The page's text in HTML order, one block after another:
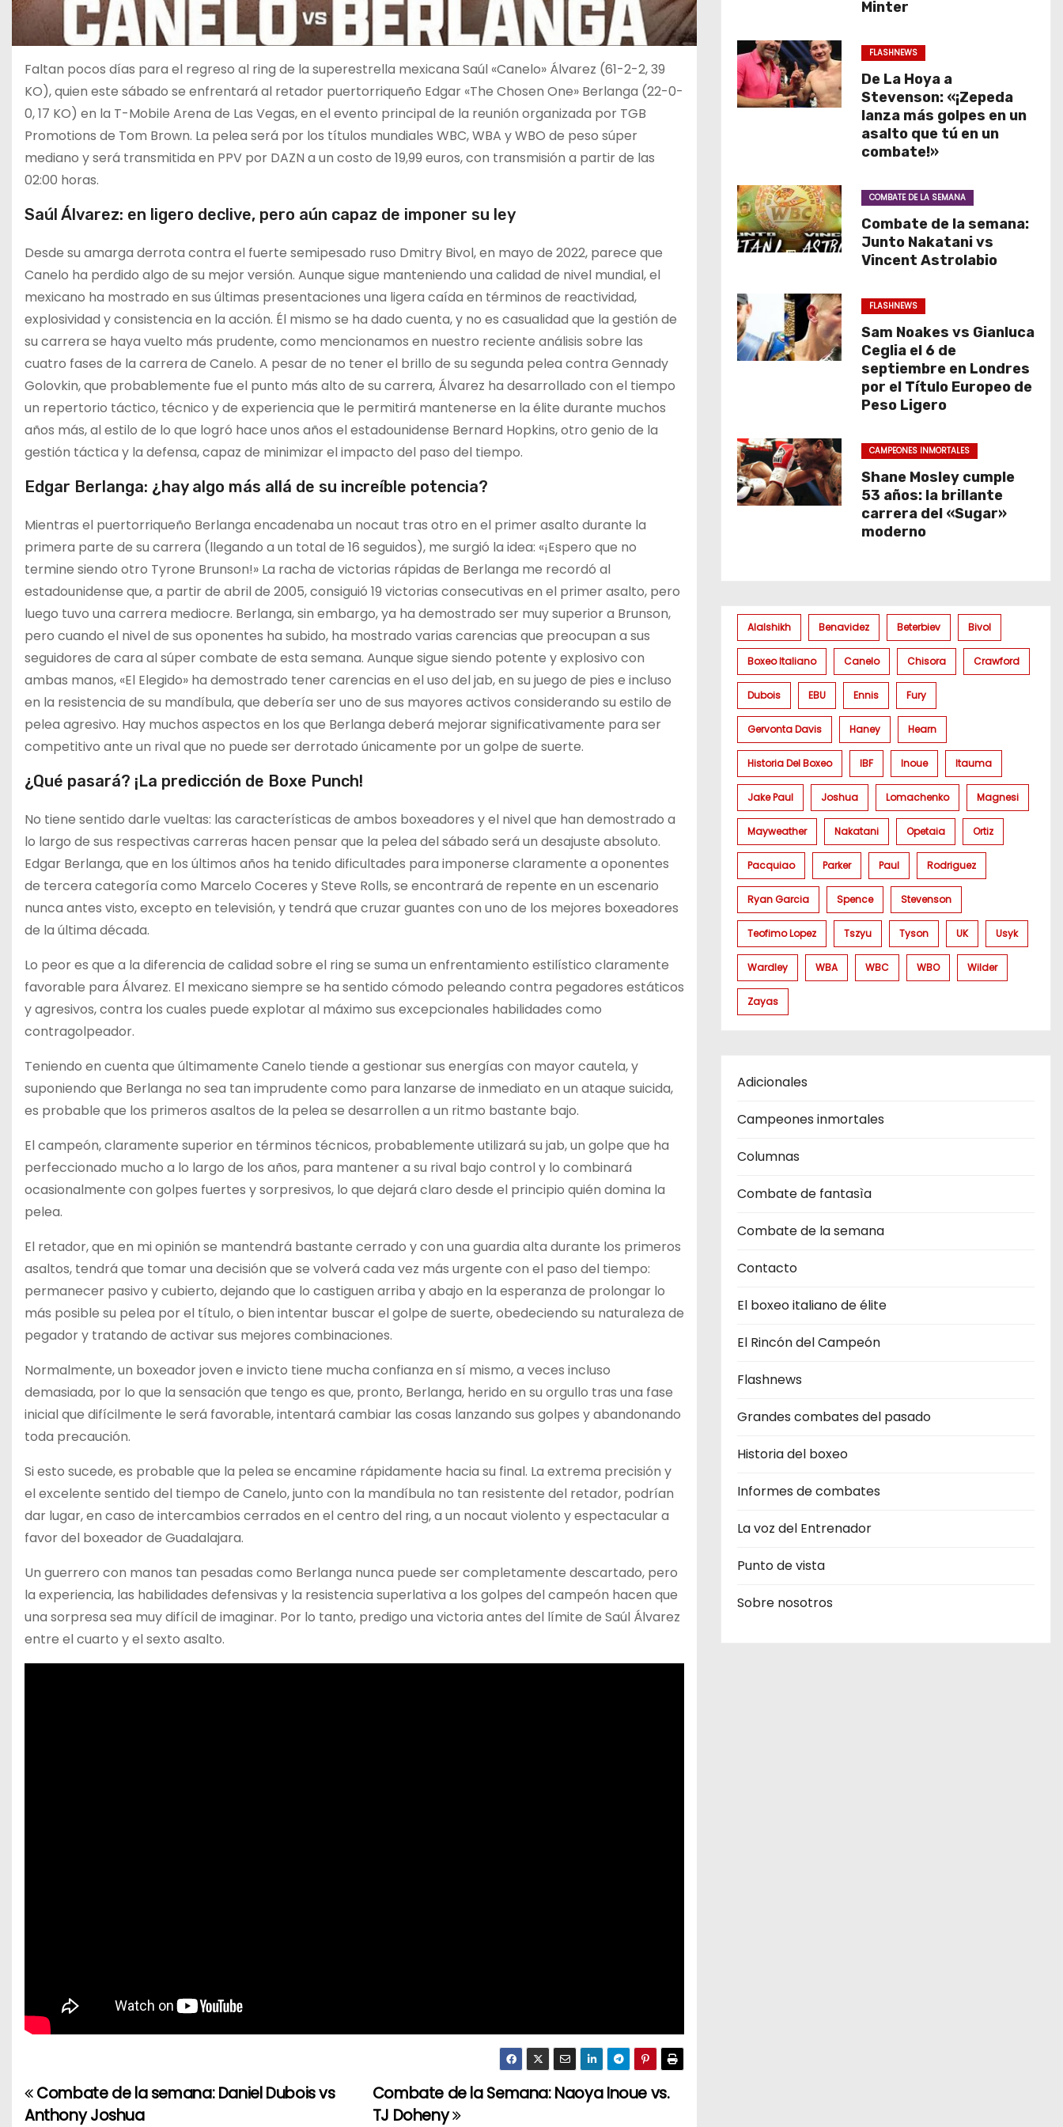
Faltan pocos días para el regreso al ring de la superestrella mexicana Saúl «Canelo» Álvarez (61-2-2, 39
KO), quien este sábado se enfrentará al retador puertorriqueño Edgar «The Chosen One» Berlanga (22-0-
0, 17 KO) en la T-Mobile Arena de Las Vegas, en el evento principal de la reunión organizada por TGB
Promotions de Tom Brown. La pelea será por los títulos mundiales WBC, WBA y WBO de peso súper
mediano y será transmitida en PPV por DAZN a un costo de 19,99 euros, con transmisión a partir de las
02:00 horas.
Saúl Álvarez: en ligero declive, pero aún capaz de imponer su ley
Desde su amarga derrota contra el fuerte semipesado ruso Dmitry Bivol, en mayo de 2022, parece que
Canelo ha perdido algo de su mejor versión. Aunque sigue manteniendo una calidad de nivel mundial, el
mexicano ha mostrado en sus últimas presentaciones una ligera caída en términos de reactividad,
explosividad y consistencia en la acción. Él mismo se ha dado cuenta, y no es casualidad que la gestión de
su carrera se haya vuelto más prudente, como mencionamos en nuestro reciente análisis sobre las
cuatro fases de la carrera de Canelo. A pesar de no tener el brillo de su segunda pelea contra Gennady
Golovkin, que probablemente fue el punto más alto de su carrera, Álvarez ha desarrollado con el tiempo
un repertorio táctico, técnico y de experiencia que le permitirá mantenerse en la élite durante muchos
años más, al estilo de lo que logró hace unos años el estadounidense Bernard Hopkins, otro genio de la
gestión táctica y la defensa, capaz de minimizar el impacto del paso del tiempo.
Edgar Berlanga: ¿hay algo más allá de su increíble potencia?
Mientras el puertorriqueño Berlanga encadenaba un nocaut tras otro en el primer asalto durante la
primera parte de su carrera (llegando a un total de 16 seguidos), me surgió la idea: «¡Espero que no
termine siendo otro Tyrone Brunson!» La racha de victorias rápidas de Berlanga me recordó al
estadounidense que, a partir de abril de 2005, consiguió 19 victorias consecutivas en el primer asalto, pero
luego tuvo una carrera mediocre. Berlanga, sin embargo, ya ha demostrado ser muy superior a Brunson,
pero cuando el nivel de sus oponentes ha subido, ha mostrado varias carencias que preocupan a sus
seguidores de cara al súper combate de esta semana. Aunque sigue siendo potente y explosivo con
ambas manos, «El Elegido» ha demostrado tener carencias en el uso del jab, en su juego de pies e incluso
en la resistencia de su mandíbula, que debería ser uno de sus mayores activos considerando su estilo de
pelea agresivo. Hay muchos aspectos en los que Berlanga deberá mejorar significativamente para ser
competitivo ante un rival que no puede ser derrotado únicamente por un golpe de suerte.
¿Qué pasará? ¡La predicción de Boxe Punch!
No tiene sentido darle vueltas: las características de ambos boxeadores y el nivel que han demostrado a
lo largo de sus respectivas carreras hacen pensar que la pelea del sábado será un desajuste absoluto.
Edgar Berlanga, que en los últimos años ha tenido dificultades para imponerse claramente a oponentes
de tercera categoría como Marcelo Coceres y Steve Rolls, se encontrará de repente en un escenario
nunca antes visto, excepto en televisión, y tendrá que cruzar guantes con uno de los mejores boxeadores
de la última década.
Lo peor es que a la diferencia de calidad sobre el ring se suma un enfrentamiento estilístico claramente
favorable para Álvarez. El mexicano siempre se ha sentido cómodo peleando contra pegadores estáticos
y agresivos, contra los cuales puede explotar al máximo sus excepcionales habilidades como
contragolpeador.
Teniendo en cuenta que últimamente Canelo tiende a gestionar sus energías con mayor cautela, y
suponiendo que Berlanga no sea tan imprudente como para lanzarse de inmediato en un ataque suicida,
es probable que los primeros asaltos de la pelea se desarrollen a un ritmo bastante bajo.
El campeón, claramente superior en términos técnicos, probablemente utilizará su jab, un golpe que ha
perfeccionado mucho a lo largo de los años, para mantener a su rival bajo control y lo combinará
ocasionalmente con golpes fuertes y sorpresivos, lo que dejará claro desde el principio quién domina la
pelea.
El retador, que en mi opinión se mantendrá bastante cerrado y con una guardia alta durante los primeros
asaltos, tendrá que tomar una decisión que se volverá cada vez más urgente con el paso del tiempo:
permanecer pasivo y cubierto, dejando que lo castiguen arriba y abajo en la esperanza de prolongar lo
más posible su pelea por el título, o bien intentar buscar el golpe de suerte, obedeciendo su naturaleza de
pegador y tratando de activar sus mejores combinaciones.
Normalmente, un boxeador joven e invicto tiene mucha confianza en sí mismo, a veces incluso
demasiada, por lo que la sensación que tengo es que, pronto, Berlanga, herido en su orgullo tras una fase
inicial que difícilmente le será favorable, intentará cambiar las cosas lanzando sus golpes y abandonando
toda precaución.
Si esto sucede, es probable que la pelea se encamine rápidamente hacia su final. La extrema precisión y
el excelente sentido del tiempo de Canelo, junto con la mandíbula no tan resistente del retador, podrían
dar lugar, en caso de intercambios cerrados en el centro del ring, a un nocaut violento y espectacular a
favor del boxeador de Guadalajara.
Un guerrero con manos tan pesadas como Berlanga nunca puede ser completamente descartado, pero
la experiencia, las habilidades defensivas y la resistencia superlativa a los golpes del campeón hacen que
una sorpresa sea muy difícil de imaginar. Por lo tanto, predigo una victoria antes del límite de Saúl Álvarez
entre el cuarto y el sexto asalto.
N
Combate de la Semana: Naoya Inoue vs.
TJ Doheny
Combate de la semana: Daniel Dubois vs
Anthony Joshua
Minter
FLASHNEWS
De La Hoya a
Stevenson: «¡Zepeda
lanza más golpes en un
asalto que tú en un
combate!»
COMBATE DE LA SEMANA
Combate de la semana:
Junto Nakatani vs
Vincent Astrolabio
FLASHNEWS
Sam Noakes vs Gianluca
Ceglia el 6 de
septiembre en Londres
por el Título Europeo de
Peso Ligero
CAMPEONES INMORTALES
Shane Mosley cumple
53 años: la brillante
carrera del «Sugar»
moderno
Alalshikh Benavidez Beterbiev Bivol
Boxeo Italiano Canelo Chisora Crawford
Dubois EBU Ennis Fury
Gervonta Davis Haney Hearn
Historia Del Boxeo IBF Inoue Itauma
Jake Paul Joshua Lomachenko Magnesi
Mayweather Nakatani Opetaia Ortiz
Pacquiao Parker Paul Rodriguez
Ryan Garcia Spence Stevenson
Teofimo Lopez Tszyu Tyson UK Usyk
Wardley WBA WBC WBO Wilder
Zayas
Adicionales
Campeones inmortales
Columnas
Combate de fantasìa
Combate de la semana
Contacto
El boxeo italiano de élite
El Rincón del Campeón
Flashnews
Grandes combates del pasado
Historia del boxeo
Informes de combates
La voz del Entrenador
Punto de vista
Sobre nosotros